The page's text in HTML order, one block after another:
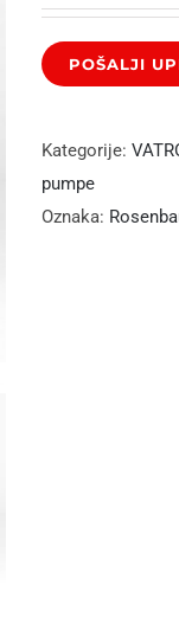
Kategorije:
pumpe
Oznaka: